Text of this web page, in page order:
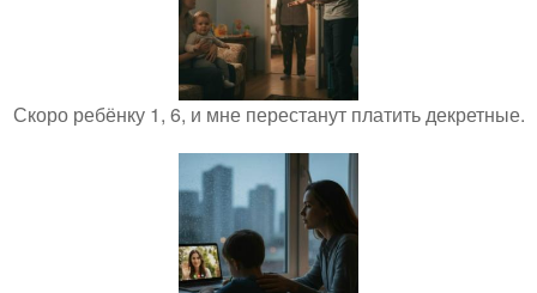
Скоро ребёнку 1, 6, и мне перестанут платить декретные.